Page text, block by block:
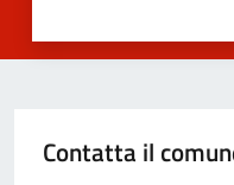
Contatta il